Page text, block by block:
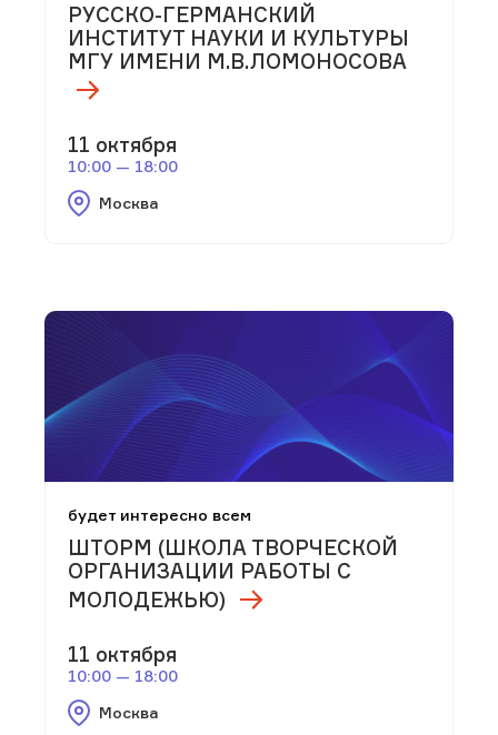
РУССКО-ГЕРМАНСКИЙ
ИНСТИТУТ НАУКИ И КУЛЬТУРЫ
МГУ ИМЕНИ М.В.ЛОМОНОСОВА
11 октября
10:00 — 18:00
Москва
будет интересно всем
ШТОРМ (ШКОЛА ТВОРЧЕСКОЙ
ОРГАНИЗАЦИИ РАБОТЫ С
МОЛОДЕЖЬЮ)
11 октября
10:00 — 18:00
Москва